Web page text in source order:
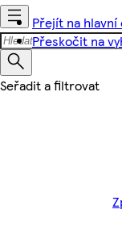
Přejít na hlavní
Přeskočit na